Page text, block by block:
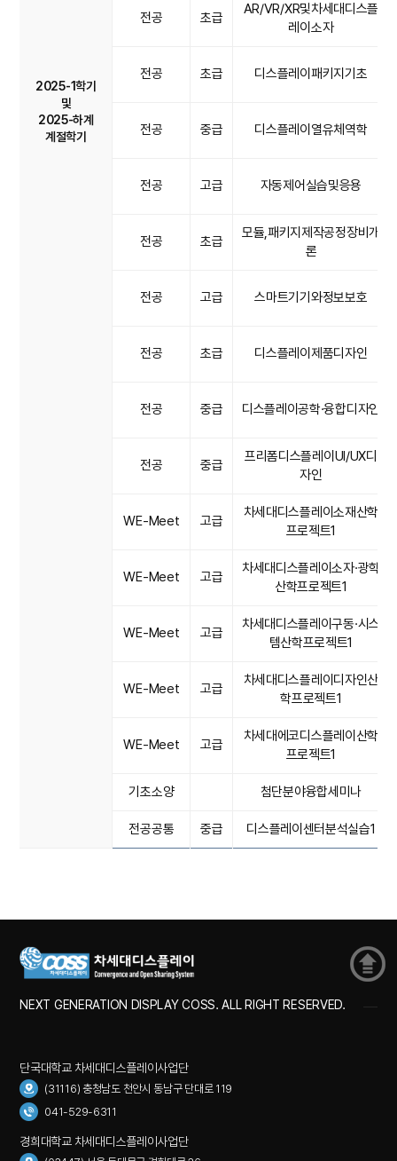
2025-1학기
및
2025-하계
계절학기
전공 초급
AR/VR/XR및차세대디스플
레이소자
전공 초급 디스플레이패키지기초
전공 중급 디스플레이열유체역학
전공 고급 자동제어실습및응용
전공 초급
모듈,패키지제작공정장비개
론
전공 고급 스마트기기와정보보호
전공 초급 디스플레이제품디자인
전공 중급 디스플레이공학·융합디자인
전공 중급
프리폼디스플레이UI/UX디
자인
WE-Meet 고급
차세대디스플레이소재산학
프로젝트1
WE-Meet 고급
차세대디스플레이소자·광학
산학프로젝트1
WE-Meet 고급
차세대디스플레이구동·시스
템산학프로젝트1
WE-Meet 고급
차세대디스플레이디자인산
학프로젝트1
WE-Meet 고급
차세대에코디스플레이산학
프로젝트1
기초소양 첨단분야융합세미나
전공공통 중급 디스플레이센터분석실습1
NEXT GENERATION DISPLAY COSS. ALL RIGHT RESERVED.
단국대학교 차세대디스플레이사업단
(31116) 충청남도 천안시 동남구 단대로 119
041-529-6311
경희대학교 차세대디스플레이사업단